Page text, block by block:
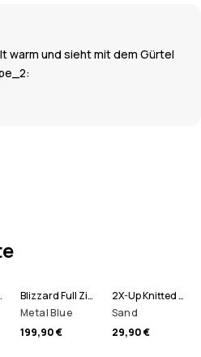
warm und sieht mit dem Gürtel
Herren
Blizzard Full Zip Skijacke Herren
Metal Blue
199,90 €
2X-Up Knitted Schlauchtuch
Sand
29,90 €